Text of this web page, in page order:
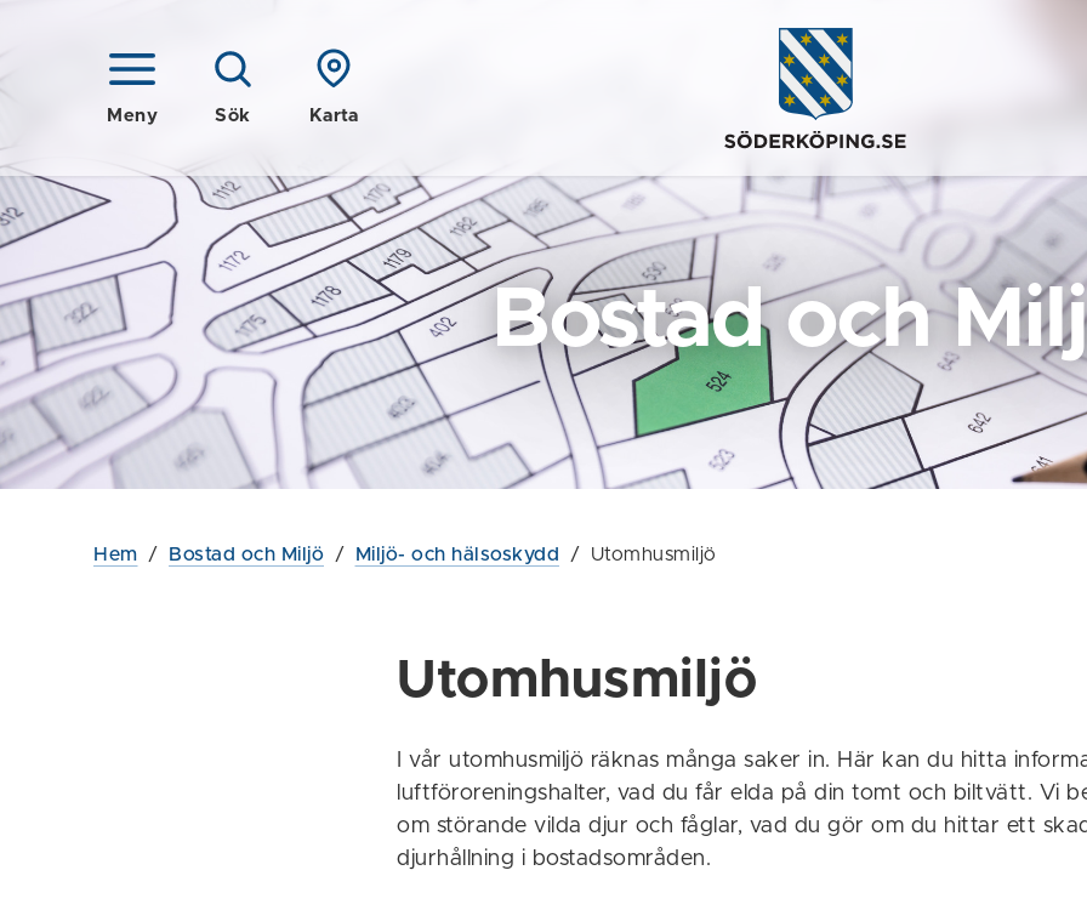
Meny Sök Karta
Bostad och
Hem / Bostad och Miljö / Miljö- och hälsoskydd / Utomhusmiljö
Utomhusmiljö
I vår utomhusmiljö räknas många saker in. Här kan du hitta
luftföroreningshalter, vad du får elda på din tomt och biltvätt. Vi
om störande vilda djur och fåglar, vad du gör om du hittar ett
djurhållning i bostadsområden.